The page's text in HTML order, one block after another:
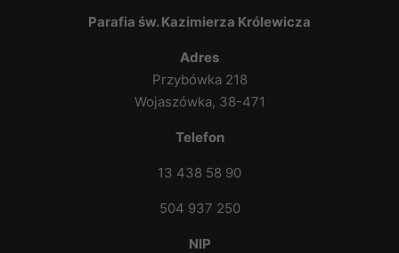
Parafia św. Kazimierza Królewicza
Adres
Przybówka 218
Wojaszówka, 38-471
Telefon
13 438 58 90
504 937 250
NIP